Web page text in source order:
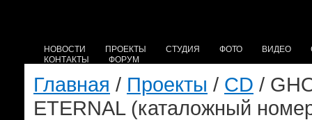
НОВОСТИ ПРОЕКТЫ СТУДИЯ ФОТО ВИДЕО
КОНТАКТЫ
ФОРУМ
Главная / Проекты / CD /
ETERNAL (каталожный